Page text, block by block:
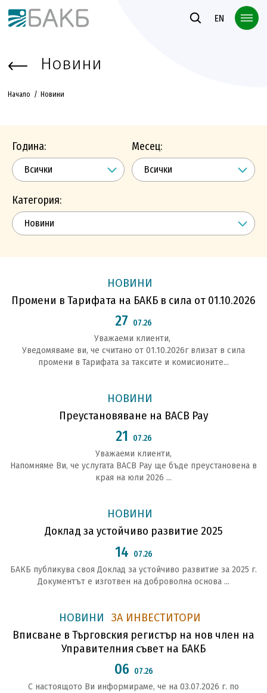
Към основното съдържание
EN
Новини
Начало Новини
Година: Месец:
Категория:
НОВИНИ
Промени в Тарифата на БАКБ в сила от 01.10.2026
27 07.26
Уважаеми клиенти,
Уведомяваме ви, че считано от 01.10.2026г влизат в сила
промени в Тарифата за таксите и комисионите...
НОВИНИ
Преустановяване на BACB Pay
21 07.26
Уважаеми клиенти,
Напомняме Ви, че услугата BACB Pay ще бъде преустановена в
края на юли 2026 ...
НОВИНИ
Доклад за устойчиво развитие 2025
14 07.26
БАКБ публикува своя Доклад за устойчиво развитие за 2025 г.
Документът е изготвен на доброволна основа ...
НОВИНИ ЗА ИНВЕСТИТОРИ
Вписване в Търговския регистър на нов член на
Управителния съвет на БАКБ
06 07.26
С настоящото Ви информираме, че на 03.07.2026 г. по